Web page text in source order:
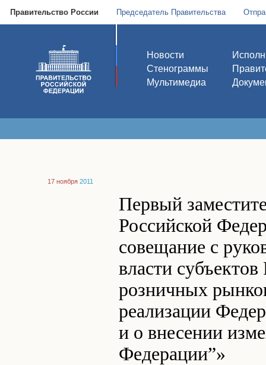
Правительство России Председатель Правительства
Новости
Стенограммы
Мультимедиа
17 ноября 2011
Первый
Российской
совещание с
власти
розничных
реализации
и о внесении
Федерации”»